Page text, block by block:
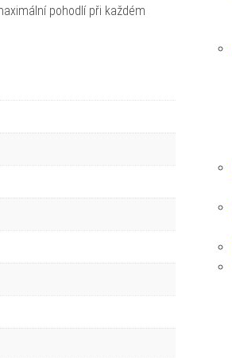
pohodlí při každém